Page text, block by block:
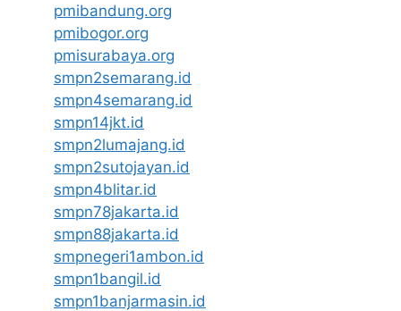
pmibandung.org
pmibogor.org
pmisurabaya.org
smpn2semarang.id
smpn4semarang.id
smpn14jkt.id
smpn2lumajang.id
smpn2sutojayan.id
smpn4blitar.id
smpn78jakarta.id
smpn88jakarta.id
smpnegeri1ambon.id
smpn1bangil.id
smpn1banjarmasin.id